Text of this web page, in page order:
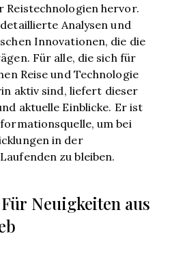
hervor.
Analysen und
Innovationen, die die
Für alle, die sich für
Reise und Technologie
aktiv sind, liefert dieser
aktuelle Einblicke. Er ist
um bei
in der
zu bleiben.
Neuigkeiten aus